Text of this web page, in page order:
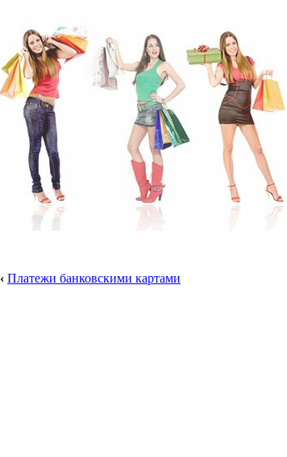
‹ Платежи банковскими картами